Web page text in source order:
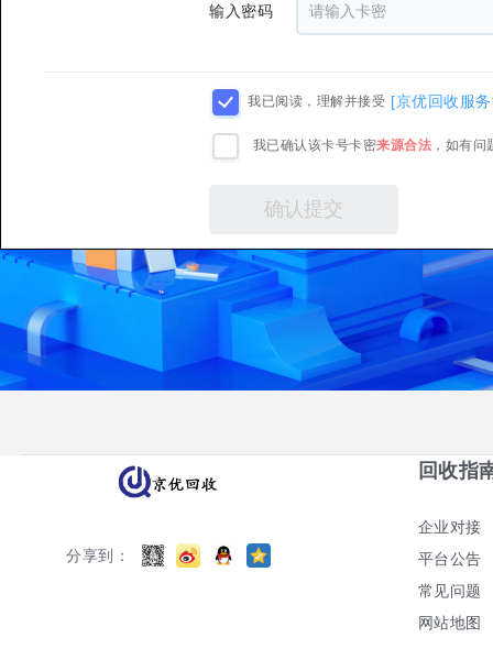
输入密码
我已阅读，理解并接受 [京优回收服
我已确认该卡号卡密来源合法 ，如有
分享到：
回收指
企业对接
平台公告
常见问题
网站地图